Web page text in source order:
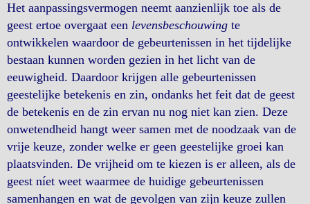
Het aanpassingsvermogen neemt aanzienlijk toe als de
geest ertoe overgaat een levensbeschouwing te
ontwikkelen waardoor de gebeurtenissen in het tijdelijke
bestaan kunnen worden gezien in het licht van de
eeuwigheid. Daardoor krijgen alle gebeurtenissen
geestelijke betekenis en zin, ondanks het feit dat de geest
de betekenis en de zin ervan nu nog niet kan zien. Deze
onwetendheid hangt weer samen met de noodzaak van de
vrije keuze, zonder welke er geen geestelijke groei kan
plaatsvinden. De vrijheid om te kiezen is er alleen, als de
geest níet weet waarmee de huidige gebeurtenissen
samenhangen en wat de gevolgen van zijn keuze zullen